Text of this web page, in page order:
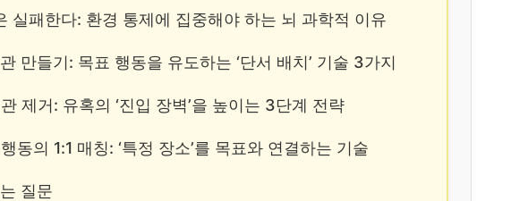
실패한다: 환경 통제에 집중해야 하는 뇌 과학적 이유
만들기: 목표 행동을 유도하는 ‘단서 배치’ 기술 3가지
제거: 유혹의 ‘진입 장벽’을 높이는 3단계 전략
동의 1:1 매칭: ‘특정 장소’를 목표와 연결하는 기술
질문